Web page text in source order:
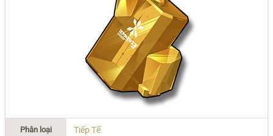
Phân loại Tiếp Tế